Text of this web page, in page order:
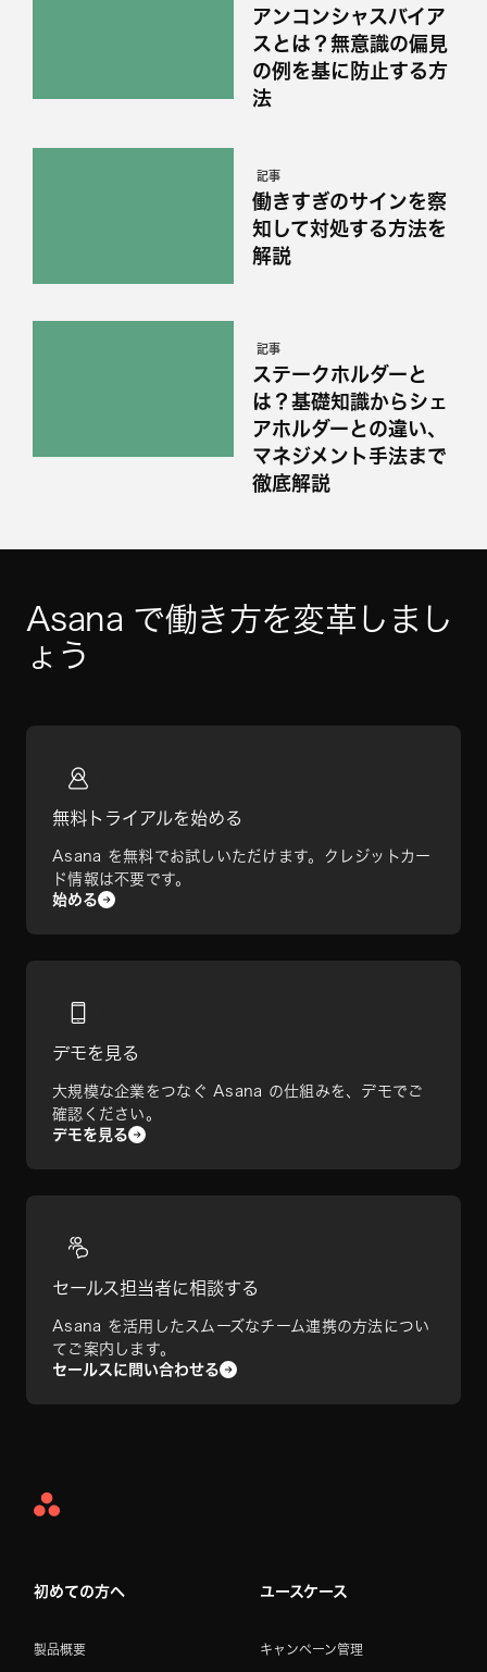
アンコンシャスバイア
スとは？無意識の偏見
の例を基に防止する方
法
記事
働きすぎのサインを察
知して対処する方法を
解説
記事
ステークホルダーと
は？基礎知識からシェ
アホルダーとの違い、
マネジメント手法まで
徹底解説
Asana で働き方を変革しまし
ょう
無料トライアルを始める
Asana を無料でお試しいただけます。クレジットカー
ド情報は不要です。
始める
デモを見る
大規模な企業をつなぐ Asana の仕組みを、デモでご
確認ください。
デモを見る
セールス担当者に相談する
Asana を活用したスムーズなチーム連携の方法につい
てご案内します。
セールスに問い合わせる
Asana
初めての方へ
製品概要
ユースケース
キャンペーン管理